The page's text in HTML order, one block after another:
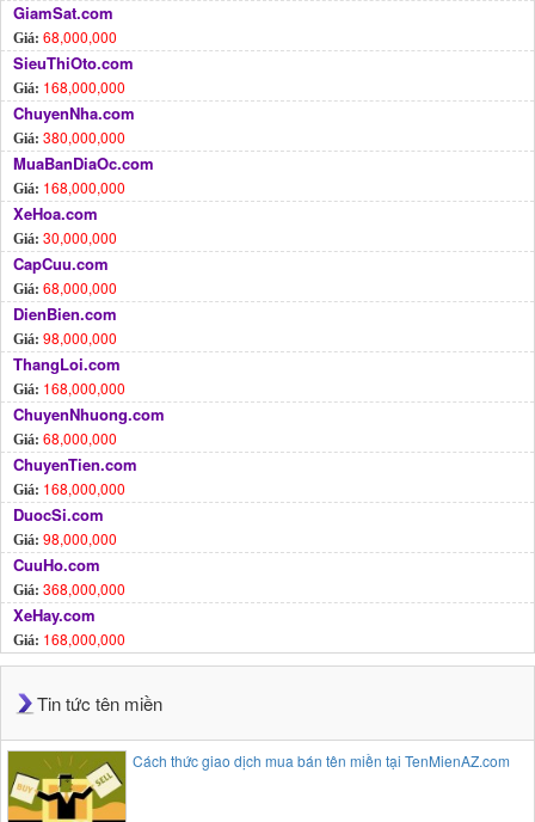
GiamSat.com
Giá: 68,000,000
SieuThiOto.com
Giá: 168,000,000
ChuyenNha.com
Giá: 380,000,000
MuaBanDiaOc.com
Giá: 168,000,000
XeHoa.com
Giá: 30,000,000
CapCuu.com
Giá: 68,000,000
DienBien.com
Giá: 98,000,000
ThangLoi.com
Giá: 168,000,000
ChuyenNhuong.com
Giá: 68,000,000
ChuyenTien.com
Giá: 168,000,000
DuocSi.com
Giá: 98,000,000
CuuHo.com
Giá: 368,000,000
XeHay.com
Giá: 168,000,000
Tin tức tên miền
Cách thức giao dịch mua bán tên miền tại TenMienAZ.com